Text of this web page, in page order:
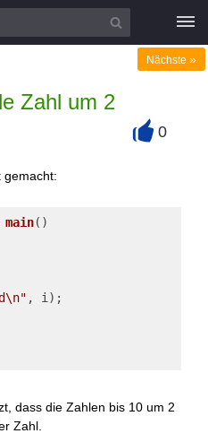
Zahl um 2
Nächste »
0
gemacht:
main()
, i);
dass die Zahlen bis 10 um 2
Zahl.